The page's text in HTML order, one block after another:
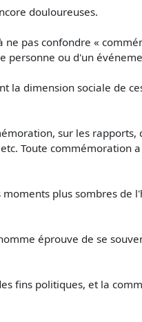
douloureuses.
pas confondre «
ou d'un
dimension sociale de
sur les
Toute
plus sombres
éprouve de se
fins politiques, et la